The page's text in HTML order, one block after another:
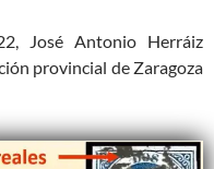
José Antonio Herráiz
provincial de Zaragoza